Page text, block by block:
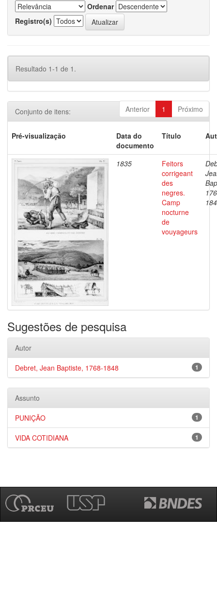
Ordenar
Registro(s)
Resultado 1-1 de 1.
Anterior 1 Próximo
Conjunto de itens:
Pré-visualização
Data do
documento
Título
1835
Feitors
corrigeant
des
negres.
Camp
nocturne
de
vouyageurs
Sugestões de pesquisa
Autor
1
Debret, Jean Baptiste, 1768-1848
Assunto
1
PUNIÇÃO
1
VIDA COTIDIANA